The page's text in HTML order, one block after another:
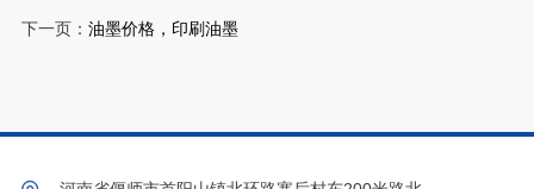
下一页： 油墨价格，印刷油墨